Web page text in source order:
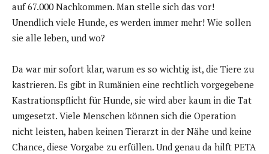
auf 67.000 Nachkommen. Man stelle sich das vor!
Unendlich viele Hunde, es werden immer mehr! Wie sollen
sie alle leben, und wo?
Da war mir sofort klar, warum es so wichtig ist, die Tiere zu
kastrieren. Es gibt in Rumänien eine rechtlich vorgegebene
Kastrationspflicht für Hunde, sie wird aber kaum in die Tat
umgesetzt. Viele Menschen können sich die Operation
nicht leisten, haben keinen Tierarzt in der Nähe und keine
Chance, diese Vorgabe zu erfüllen. Und genau da hilft PETA